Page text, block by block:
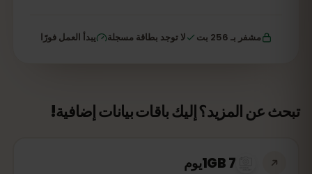
مشفر بـ 256 بت لا توجد بطاقة مسجلة يبدأ العمل فورًا
تبحث عن المزيد؟ إليك باقات بيانات إضافية!
1GB 7يوم